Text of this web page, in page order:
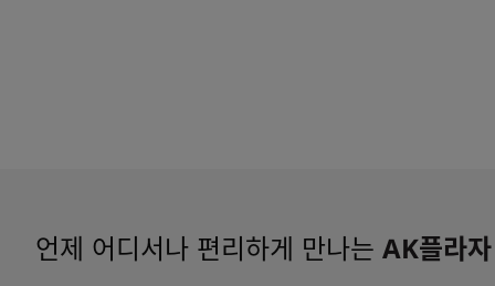
언제 어디서나 편리하게 만나는 AK플라